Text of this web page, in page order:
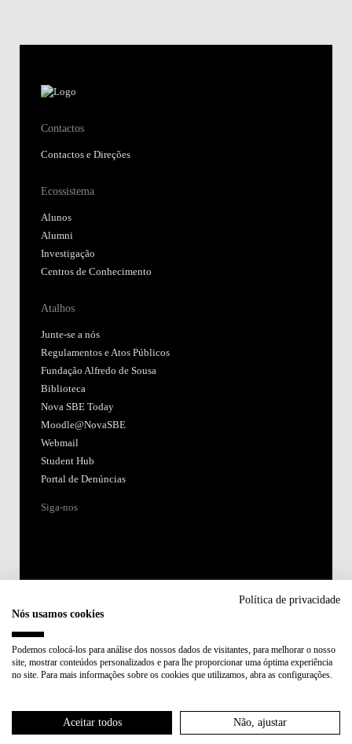
Contactos
Contactos e Direções
Ecossistema
Alunos
Alumni
Investigação
Centros de Conhecimento
Atalhos
Junte-se a nós
Regulamentos e Atos Públicos
Fundação Alfredo de Sousa
Biblioteca
Nova SBE Today
Moodle@NovaSBE
Webmail
Student Hub
Portal de Denúncias
Siga-nos
Membro de:
Política de privacidade
Nós usamos cookies
Podemos colocá-los para análise dos nossos dados de visitantes, para melhorar o nosso
site, mostrar conteúdos personalizados e para lhe proporcionar uma óptima experiência
no site. Para mais informações sobre os cookies que utilizamos, abra as configurações.
Aceitar todos Não, ajustar